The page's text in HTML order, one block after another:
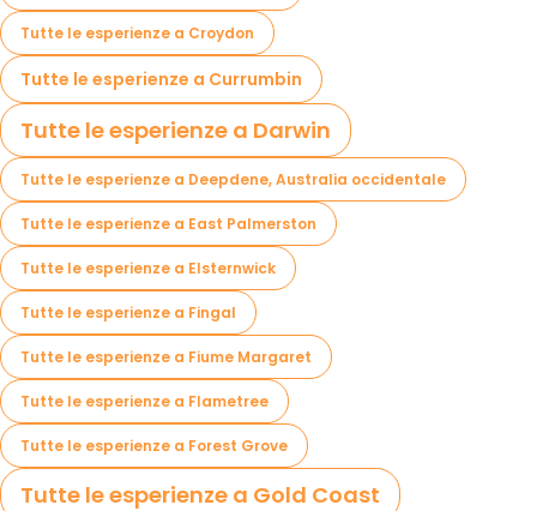
Tutte le esperienze a Croydon
Tutte le esperienze a Currumbin
Tutte le esperienze a Darwin
Tutte le esperienze a Deepdene, Australia occidentale
Tutte le esperienze a East Palmerston
Tutte le esperienze a Elsternwick
Tutte le esperienze a Fingal
Tutte le esperienze a Fiume Margaret
Tutte le esperienze a Flametree
Tutte le esperienze a Forest Grove
Tutte le esperienze a Gold Coast